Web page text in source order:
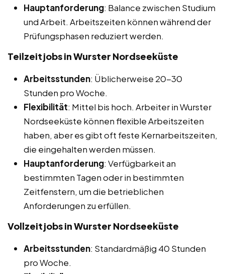
Hauptanforderung: Balance zwischen Studium
und Arbeit. Arbeitszeiten können während der
Prüfungsphasen reduziert werden.
Teilzeitjobs in Wurster Nordseeküste
Arbeitsstunden: Üblicherweise 20-30
Stunden pro Woche.
Flexibilität: Mittel bis hoch. Arbeiter in Wurster
Nordseeküste können flexible Arbeitszeiten
haben, aber es gibt oft feste Kernarbeitszeiten,
die eingehalten werden müssen.
Hauptanforderung: Verfügbarkeit an
bestimmten Tagen oder in bestimmten
Zeitfenstern, um die betrieblichen
Anforderungen zu erfüllen.
Vollzeitjobs in Wurster Nordseeküste
Arbeitsstunden: Standardmäßig 40 Stunden
pro Woche.